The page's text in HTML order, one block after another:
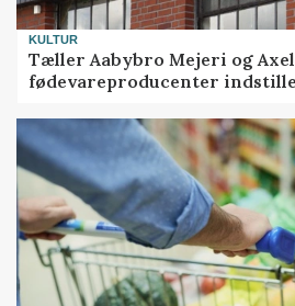
KULTUR
Tæller Aabybro Mejeri og Axel
fødevareproducenter